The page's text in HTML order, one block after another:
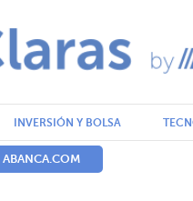
INVERSIÓN Y BOLSA
ABANCA.COM